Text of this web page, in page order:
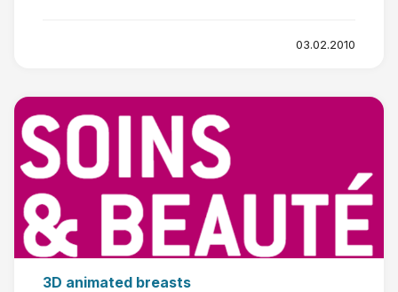
03.02.2010
3D animated breasts